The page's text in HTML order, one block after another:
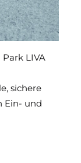
LIVA
sichere
Ein- und